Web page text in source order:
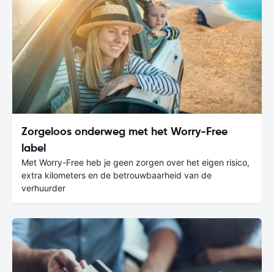
Zorgeloos onderweg met het Worry-Free
label
Met Worry-Free heb je geen zorgen over het eigen risico,
extra kilometers en de betrouwbaarheid van de
verhuurder